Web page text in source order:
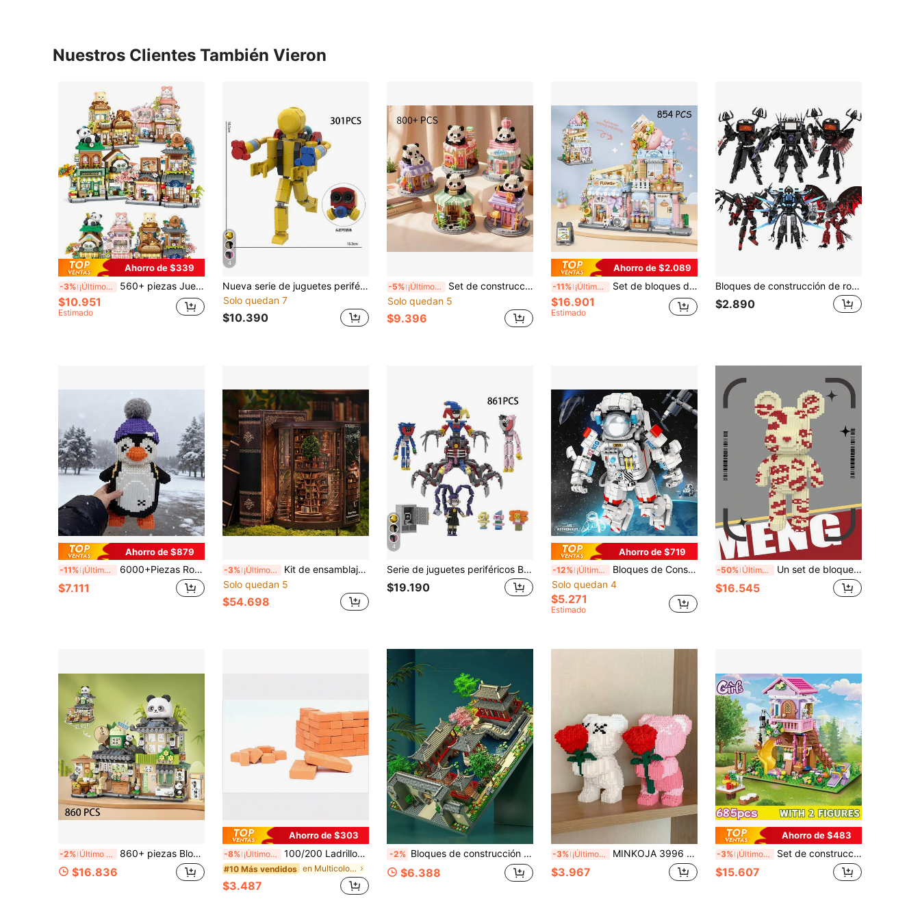
Nuestros Clientes También Vieron
Ahorro de $339
-3% ¡Últimos 2 días 560+ piezas Juego de bloques de construcción de escenas adorables de casita de hámster esponjoso/cafetería panda/panadería mini oso/floristería de conejo, modelo de arquitectura de escena callejera, juego de bloques de construcción para adultos para decoración de oficina/hogar, regalo de Año Nuevo/Navidad/cumpleaños/fiesta
$10.951
Estimado
4
Nueva serie de juguetes periféricos de la serie Playtime de productos transfronterizos, bloques de construcción, figuras de modelos, regalos
Solo quedan 7
$10.390
-5% ¡Últimos 2 días
Set de construcción de edificio de escena callejera de casa de panda mini, juguete de bloques de construcción de casa de café de panda lindo, modelo de juguete de bloques de construcción en miniatura, juguete de bloques de construcción de animal panda creativo, decoración del hogar, regalo de cumpleaños, Halloween, Acción de Gracias, Navidad, 800+ piezas
Solo quedan 5
$9.396
Ahorro de $2.089
-11% ¡Últimos 2 días Set de bloques de construcción de vista de calle de la ciudad, bloques de construcción de la tienda de Taiyaki House, juguetes de construcción creativos MOC, colección de juguetes de construcción de arquitectura de simulación, juguetes de micro bloques de construcción, decoración del hogar, regalos para adultos, 850+ piezas
$16.901
Estimado
Bloques de construcción de robot, bloques de construcción de persona de TV, set de bloques de construcción de serie, persona del taladro, articulaciones móviles, bloques de construcción difíciles, compatibles con partículas pequeñas, coleccionables, regalos de cumpleaños, accesorios de juego, accesorios de películas
$2.890
Ahorro de $879
-11% ¡Últimos 2 días 6000+Piezas Rompecabezas 3D lindo de pingüino, juguete de bloques de construcción, juguete de rompecabezas creativo, decoración de rompecabezas 3D, juguete de ensamblaje de partículas pequeñas de pingüino y patito, regalo de adorno 3D para vacaciones y cumpleaños
$7.111
-3% ¡Últimos 2 días
Kit de ensamblaje manual de madera para modelo arquitectónico 3D de casa de muñecas con libro de anillo anual DIY, obra de arte creativa hecha a mano para colección y decoración del hogar, regalo de cumpleaños perfecto para amigos y familiares, Navidad, Halloween, Día de San Valentín, Pascua, regreso a clases, festival de la cosecha, regalo sorpresa de vacaciones (pilas y pegamento no incluidos)
Solo quedan 5
$54.698
4
Serie de juguetes periféricos Bobi's Playtime 5, bloques de construcción, figuras de modelos, regalos
$19.190
Ahorro de $719
-12% ¡Últimos 2 días
Bloques de Construcción de Astronauta 999 Piezas, Juguete de Rompecabezas de Ensamblaje de Mecha Niño Amanecer Espacial, Regalo de Cumpleaños para Mayores de 14 Años, Artículo Decorativo de Alta Dificultad (Por Favor Preste Atención al Tamaño del Producto)
Solo quedan 4
$5.271
Estimado
-50% Último día Un set de bloques de construcción con forma de animales de 52 centímetros, bloques de construcción de pequeñas piezas con diseño de oso rosa besándose, decoración de escritorio creativa, juguete anti-estrés, regalo de cumpleaños, regalo de graduación, regalo de Halloween, regalo de Navidad
$16.545
-2% Último día 860+ piezas Bloques de construcción de la cafetería de la casa de té de la ciudad Panda, juguete de construcción de la cafetería Panda abierta, escena de calle mini, conjunto de bloques de construcción creativos, regalo de Halloween, cumpleaños, Navidad, mini bloques
$16.836
Ahorro de $303
-8% ¡Últimos 2 días 100/200 Ladrillos de Modelo 1:16 1:35, Mini Ladrillos DIY Mini Construcción, Construcción de Casa, Modelo de Construcción para Adultos
#10 Más vendidos en Multicolor Juguetes de bloques de construcción
$3.487
-2% Bloques de construcción de micropartículas, modelo de ensamblaje de juguete, Pequeña puerta del jardín de Suzhou, Serie de arquitectura china, Explora las maravillas del mundo, Ladrillos MOC, Decoración de colección, Modelo de construcción 3D, Regalo de vacaciones, Regalo de Navidad, Regalo de cumpleaños, Regalo de Halloween, Decoración de escritorio antiestrés, Sin iluminación
$6.388
-3% ¡Últimos 2 días MINKOJA 3996 piezas Bloques de construcción de oso ramo, juguetes de construcción DIY románticos, modelos de colección, decoraciones para el hogar, regalos de cumpleaños, 1 pieza decoración de habitación
$3.967
Ahorro de $483
-3% ¡Últimos 2 días Set de construcción de casa del árbol - Cabina de amistad forestal, juego de bloques de construcción, kit de construcción de casa del árbol, compatible con múltiples bloques, regalo de cumpleaños, Navidad, adecuado para regalar (685 piezas)
$15.607